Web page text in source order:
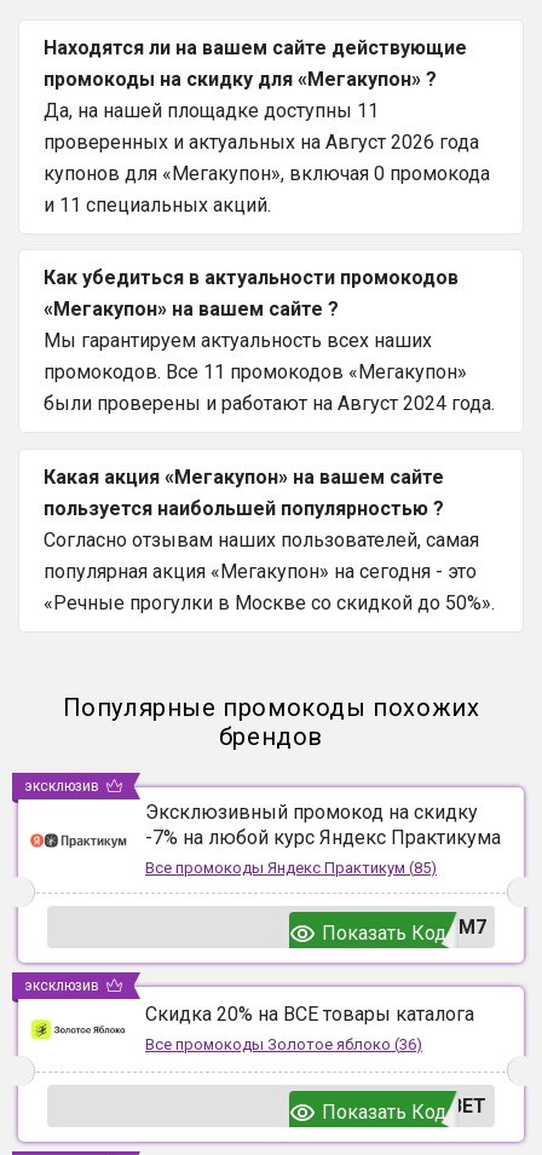
Находятся ли на вашем сайте действующие
промокоды на скидку для «Мегакупон» ?
Да, на нашей площадке доступны 11
проверенных и актуальных на Август 2026 года
купонов для «Мегакупон», включая 0 промокода
и 11 специальных акций.
Как убедиться в актуальности промокодов
«Мегакупон» на вашем сайте ?
Мы гарантируем актуальность всех наших
промокодов. Все 11 промокодов «Мегакупон»
были проверены и работают на Август 2024 года.
Какая акция «Мегакупон» на вашем сайте
пользуется наибольшей популярностью ?
Согласно отзывам наших пользователей, самая
популярная акция «Мегакупон» на сегодня - это
«Речные прогулки в Москве со скидкой до 50%».
Популярные промокоды похожих
брендов
Эксклюзивный промокод на скидку
-7% на любой курс Яндекс Практикума
Все промокоды Яндекс Практикум (85)
UM7
Показать Код
эксклюзив
Скидка 20% на ВСЕ товары каталога
Все промокоды Золотое яблоко (36)
ВЕТ
Показать Код
эксклюзив